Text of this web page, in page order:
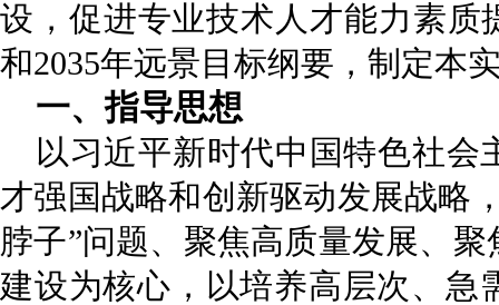
设，促进专业技术人才能力素质
和2035年远景目标纲要，制定本
一、指导思想
以习近平新时代中国特色社
才强国战略和创新驱动发展战略
脖子”问题、聚焦高质量发展、
建设为核心，以培养高层次、急